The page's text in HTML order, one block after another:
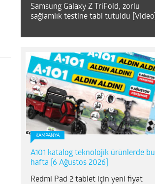
Samsung Galaxy Z TriFold, zorlu
sağlamlık testine tabi tutuldu [Video]
KAMPANYA
A101 katalog teknolojik ürünlerde bu
hafta [6 Ağustos 2026]
Redmi Pad 2 tablet için yeni fiyat